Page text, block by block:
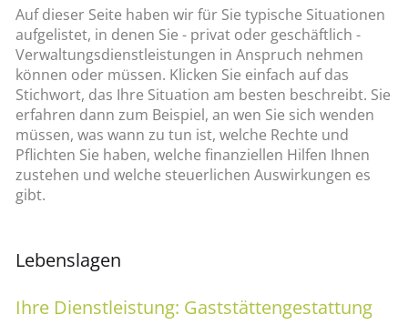
Auf dieser Seite haben wir für Sie typische Situationen
aufgelistet, in denen Sie - privat oder geschäftlich -
Verwaltungsdienstleistungen in Anspruch nehmen
können oder müssen. Klicken Sie einfach auf das
Stichwort, das Ihre Situation am besten beschreibt. Sie
erfahren dann zum Beispiel, an wen Sie sich wenden
müssen, was wann zu tun ist, welche Rechte und
Pflichten Sie haben, welche finanziellen Hilfen Ihnen
zustehen und welche steuerlichen Auswirkungen es
gibt.
Lebenslagen
Ihre Dienstleistung: Gaststättengestattung